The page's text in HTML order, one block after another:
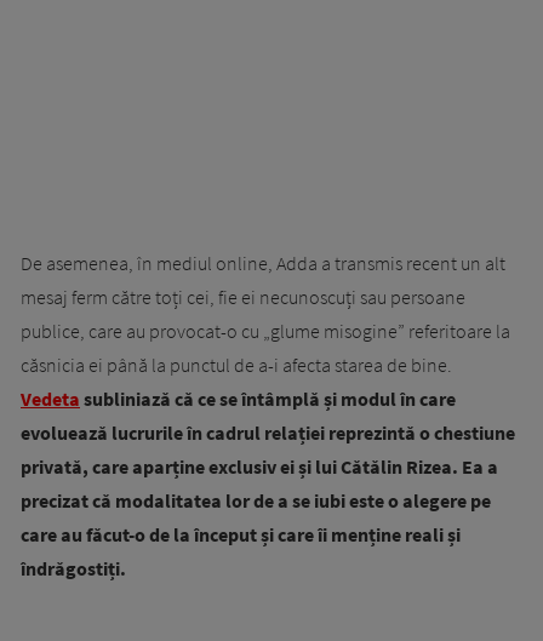
De asemenea, în mediul online, Adda a transmis recent un alt
mesaj ferm către toți cei, fie ei necunoscuți sau persoane
publice, care au provocat-o cu „glume misogine” referitoare la
căsnicia ei până la punctul de a-i afecta starea de bine.
Vedeta subliniază că ce se întâmplă și modul în care
evoluează lucrurile în cadrul relației reprezintă o chestiune
privată, care aparține exclusiv ei și lui Cătălin Rizea. Ea a
precizat că modalitatea lor de a se iubi este o alegere pe
care au făcut-o de la început și care îi menține reali și
îndrăgostiți.